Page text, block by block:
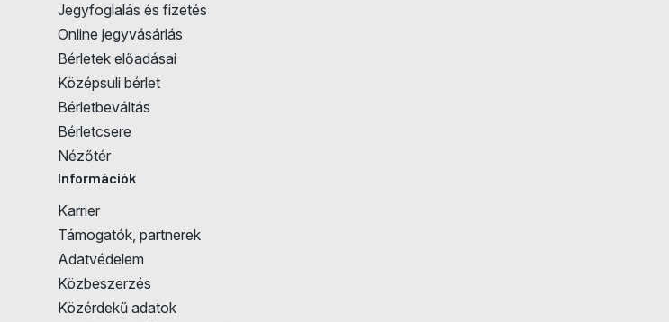
Jegyvásárlás
Jegyfoglalás és fizetés
Online jegyvásárlás
Bérletek előadásai
Középsuli bérlet
Bérletbeváltás
Bérletcsere
Nézőtér
Információk
Karrier
Támogatók, partnerek
Adatvédelem
Közbeszerzés
Közérdekű adatok